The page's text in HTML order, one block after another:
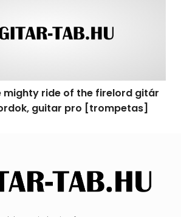
mighty ride of the firelord gitár
guitar pro [trompetas]